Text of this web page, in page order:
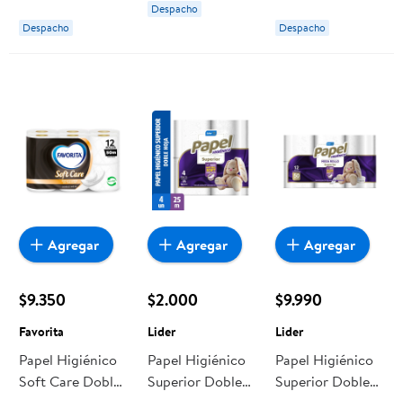
Despacho
Despacho
Favorita
Despacho
$9.350
Favorita
Papel Higiénico
Soft Care Doble
Agregar
$2.000
Lider
Papel Higiénico
Superior Doble
Agregar
$9.990
Lider
Papel Higiénico
Superior Doble
Agregar